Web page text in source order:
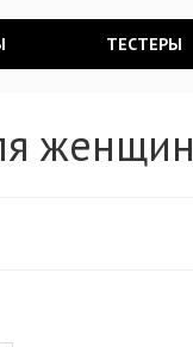
ТЕСТЕРЫ
женщин